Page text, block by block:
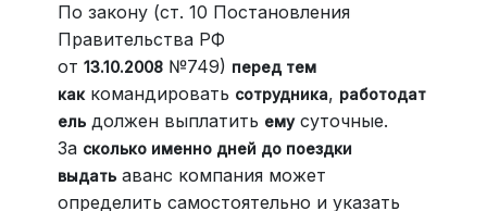
По закону (ст. 10 Постановления
Правительства РФ
от 13.10.2008№749) перед тем
каккомандировать сотрудника, работодат
ельдолжен выплатить емусуточные.
За сколько именно дней до поездки
выдатьаванс компания может
определить самостоятельно и указать